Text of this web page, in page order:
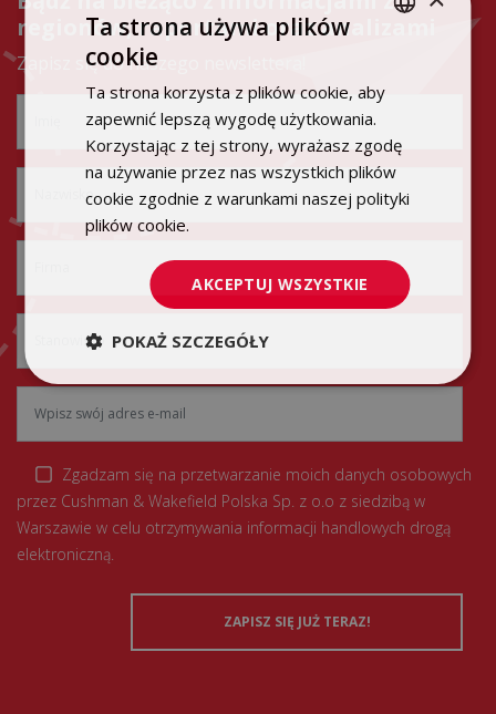
regionów, raportami oraz analizami
Zapisz się do naszego newslettera!
Zgadzam się na przetwarzanie moich danych osobowych
przez Cushman & Wakefield Polska Sp. z o.o z siedzibą w
Warszawie w celu otrzymywania informacji handlowych drogą
elektroniczną.
ENGLISH
Ta strona używa plików
cookie
Ta strona korzysta z plików cookie, aby
zapewnić lepszą wygodę użytkowania.
Korzystając z tej strony, wyrażasz zgodę
na używanie przez nas wszystkich plików
cookie zgodnie z warunkami naszej polityki
plików cookie.
AKCEPTUJ WSZYSTKIE
POKAŻ SZCZEGÓŁY